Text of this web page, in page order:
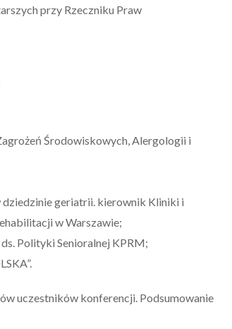
przy Rzeczniku Praw
Środowiskowych, Alergologii i
dziedzinie geriatrii. kierownik Kliniki i
w Warszawie;
Polityki Senioralnej KPRM;
uczestników konferencji. Podsumowanie